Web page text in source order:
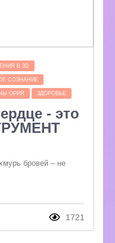
В 3D
СОЗНАНИЕ
ОРИЯ ЗДОРОВЬЕ
- это
бровей – не
1721